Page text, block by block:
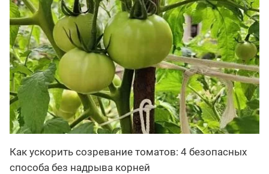
Как ускорить созревание томатов: 4 безопасных
способа без надрыва корней